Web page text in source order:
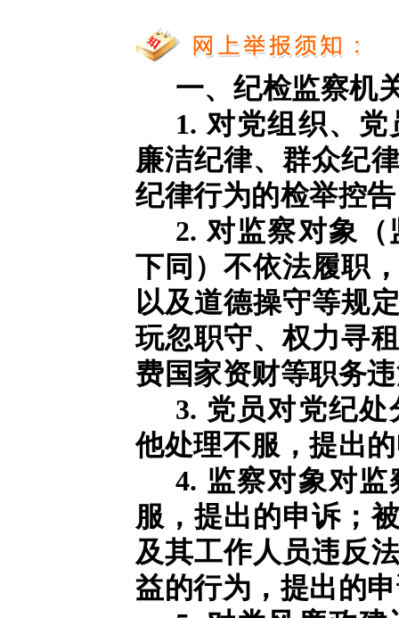
一、纪检监察机
1. 对党组织、
廉洁纪律、群众纪
纪律行为的检举控
2. 对监察对象
下同）不依法履职
以及道德操守等规
玩忽职守、权力寻
费国家资财等职务
3. 党员对党纪
他处理不服，提出
4. 监察对象对
服，提出的申诉；
及其工作人员违反
益的行为，提出的